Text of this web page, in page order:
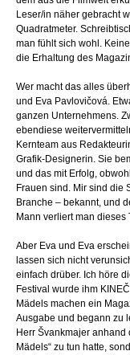
Leser/in näher gebracht
Quadratmeter.
man fühlt sich wohl.
die Erhaltung des
Wer macht das alles
und Eva Pavlovičová.
ganzen Unternehmens.
ebendiese
Kernteam aus
Grafik-Designerin. Sie
und das mit Erfolg,
Frauen sind. Mir sind die
Branche – bekannt, und
Mann verliert man
Aber Eva und Eva
lassen sich nicht
einfach drüber. Ich höre
Festival wurde ihm
Mädels machen ein
Ausgabe und begann zu
Herr Švankmajer anhand
Mädels“ zu tun hatte,